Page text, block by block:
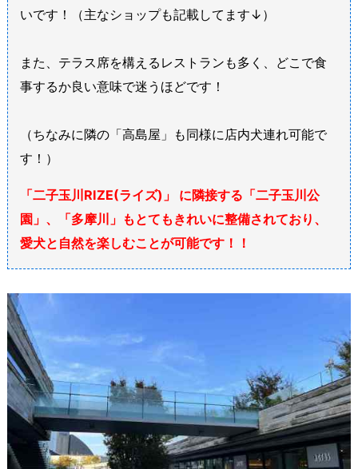
いです！（主なショップも記載してます↓）
また、テラス席を構えるレストランも多く、どこで食
事するか良い意味で迷うほどです！
（ちなみに隣の「高島屋」も同様に店内犬連れ可能で
す！）
「二子玉川RIZE(ライズ)」 に隣接する「二子玉川公
園」、「多摩川」もとてもきれいに整備されており、
愛犬と自然を楽しむことが可能です！！